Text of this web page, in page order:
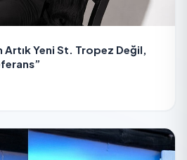
Artık Yeni St. Tropez Değil,